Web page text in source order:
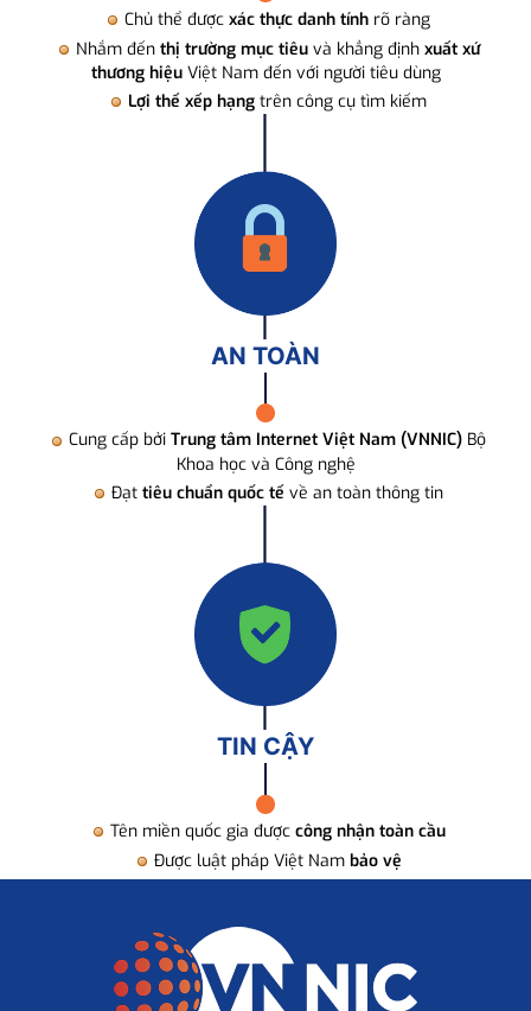
Chủ thể được xác thực danh tính rõ ràng
Nhắm đến thị trường mục tiêuvà khẳng định xuất xứ
thương hiệuViệt Nam đến với người tiêu dùng
Lợi thế xếp hạng trên công cụ tìm kiếm
AN TOÀN
Cung cấp bởi Trung tâm Internet Việt Nam (VNNIC) Bộ
Khoa học và Công nghệ
Đạt tiêu chuẩn quốc tế về an toàn thông tin
TIN CẬY
Tên miền quốc gia được công nhận toàn cầu
Được luật pháp Việt Nam bảo vệ